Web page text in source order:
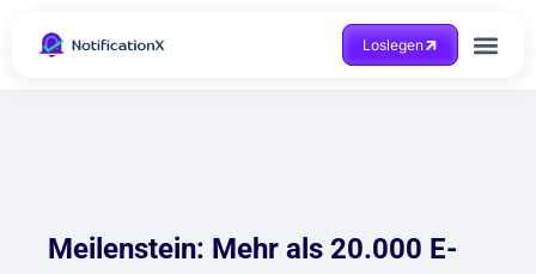
Loslegen
Meilenstein: Mehr als 20.000 E-